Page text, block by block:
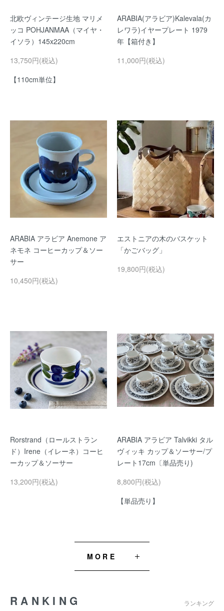
北欧ヴィンテージ生地 マリメ
ッコ POHJANMAA（マイヤ・
イソラ）145x220cm
13,750円(税込)
【110cm単位】
ARABIA(アラビア)Kalevala(カ
レワラ)イヤープレート 1979
年【箱付き】
11,000円(税込)
ARABIA アラビア Anemone ア
ネモネ コーヒーカップ＆ソー
サー
10,450円(税込)
エストニアの木のバスケット
「かごバッグ」
19,800円(税込)
Rorstrand（ロールストラン
ド）Irene（イレーネ）コーヒ
ーカップ＆ソーサー
13,200円(税込)
ARABIA アラビア Talvikki タル
ヴィッキ カップ＆ソーサー/プ
レート17cm〔単品売り)
8,800円(税込)
【単品売り】
MORE
RANKING ランキング